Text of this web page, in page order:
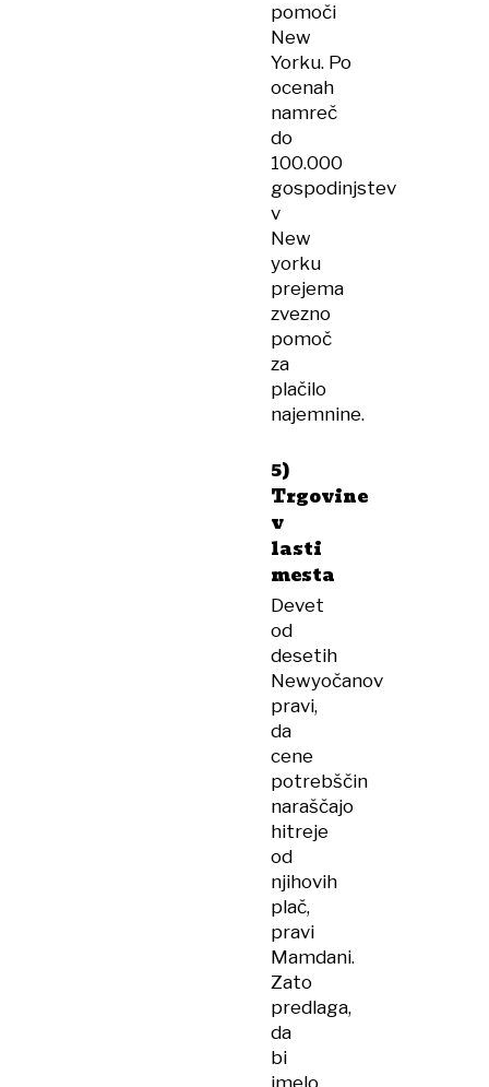
pomoči
New
Yorku. Po
ocenah
namreč
do
100.000
gospodinjstev
v
New
yorku
prejema
zvezno
pomoč
za
plačilo
najemnine.
5)
Trgovine
v
lasti
mesta
Devet
od
desetih
Newyočanov
pravi,
da
cene
potrebščin
naraščajo
hitreje
od
njihovih
plač,
pravi
Mamdani.
Zato
predlaga,
da
bi
imelo